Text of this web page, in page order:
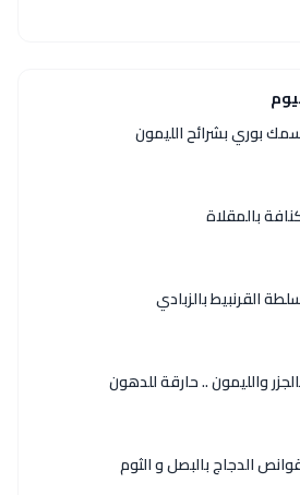
بوري بشرائح الليمون
بالمقلاة
القرنبيط بالزبادي
والليمون .. حارقة للدهون
الدجاج بالبصل و الثوم